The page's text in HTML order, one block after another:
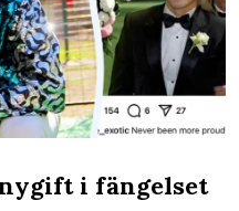
i fängelset